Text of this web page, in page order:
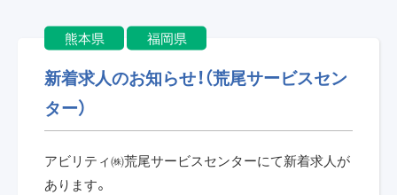
熊本県 福岡県
新着求人のお知らせ！（荒尾サービスセン
ター）
アビリティ㈱荒尾サービスセンターにて新着求人が
あります。